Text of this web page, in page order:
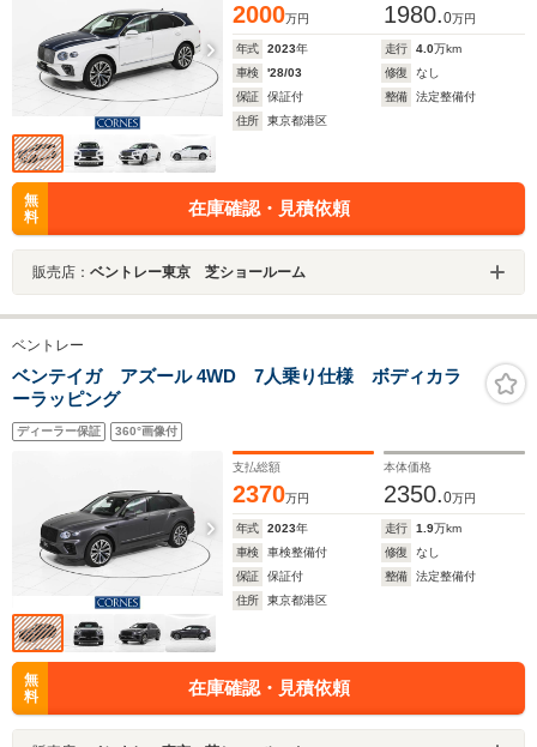
2000万円 1980.0万円
年式 2023年 走行 4.0万km
車検
'28/03 修復
なし
保証
保証付 整備
法定整備付
住所
東京都港区
無
料
在庫確認・見積依頼
販売店： ベントレー東京 芝ショールーム
ベントレー
ベンテイガ アズール 4WD 7人乗り仕様 ボディカラ
ーラッピング
ディーラー保証 360°画像付
支払総額
2370万円
本体価格
2350.0万円
年式 2023年 走行 1.9万km
車検
車検整備付 修復
なし
保証
保証付 整備
法定整備付
住所
東京都港区
無
料
在庫確認・見積依頼